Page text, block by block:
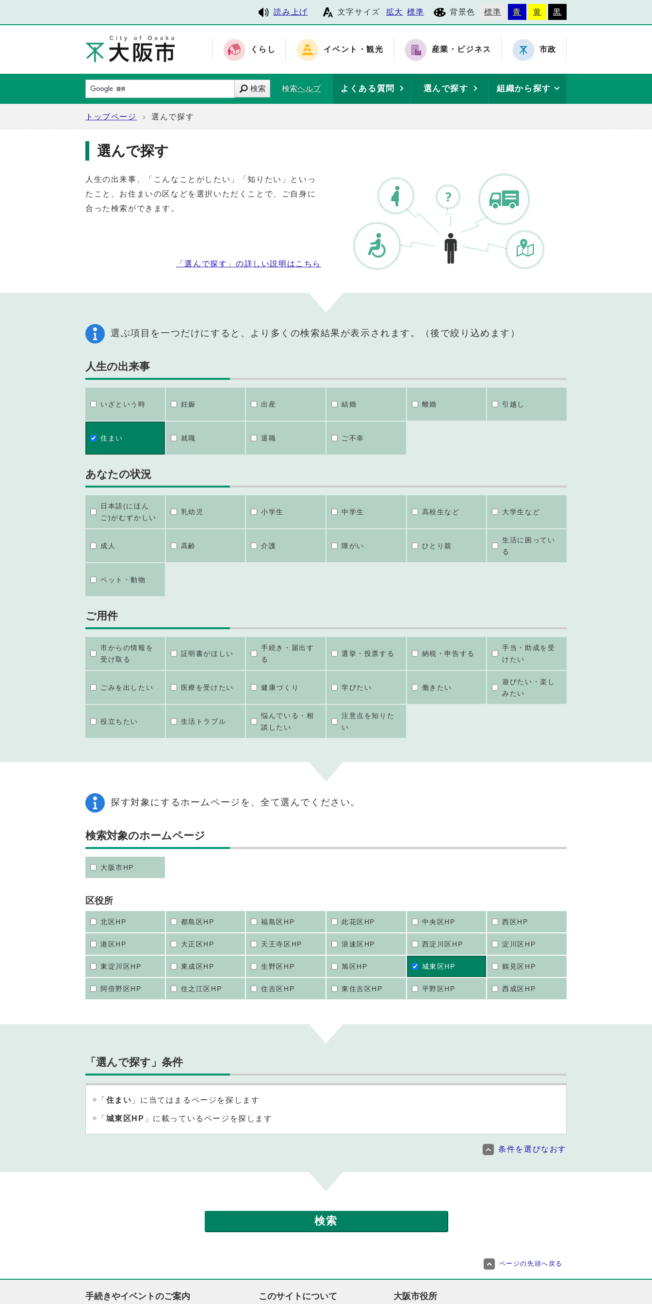
読み上げ 文字サイズ 拡大 標準 背景色 標準 青 黄 黒
くらし イベント・観光 産業・ビジネス 市政
検索 検索ヘルプ よくある質問 選んで探す 組織から探す
トップページ 選んで探す
選んで探す
人生の出来事、「こんなことがしたい」「知りたい」といっ
たこと、お住まいの区などを選択いただくことで、ご自身に
合った検索ができます。
「選んで探す」の詳しい説明はこちら
選ぶ項目を一つだけにすると、より多くの検索結果が表示されます。（後で絞り込めます）
人生の出来事
いざという時 妊娠 出産 結婚 離婚 引越し
住まい 就職 退職 ご不幸
あなたの状況
日本語(にほん
ご)がむずかしい
乳幼児 小学生 中学生 高校生など 大学生など
成人 高齢 介護 障がい ひとり親
生活に困ってい
る
ペット・動物
ご用件
市からの情報を
受け取る
証明書がほしい
手続き・届出す
る
選挙・投票する 納税・申告する
手当・助成を受
けたい
ごみを出したい 医療を受けたい 健康づくり 学びたい 働きたい
遊びたい・楽し
みたい
役立ちたい 生活トラブル
悩んでいる・相
談したい
注意点を知りた
い
探す対象にするホームページを、全て選んでください。
検索対象のホームページ
大阪市HP
区役所
北区HP 都島区HP 福島区HP 此花区HP 中央区HP 西区HP
港区HP 大正区HP 天王寺区HP 浪速区HP 西淀川区HP 淀川区HP
東淀川区HP 東成区HP 生野区HP 旭区HP 城東区HP 鶴見区HP
阿倍野区HP 住之江区HP 住吉区HP 東住吉区HP 平野区HP 西成区HP
「選んで探す」条件
「 住まい 」に当てはまるページを探します
「 城東区HP 」に載っているページを探します
条件を選びなおす
ページの先頭へ戻る
手続きやイベントのご案内 このサイトについて 大阪市役所